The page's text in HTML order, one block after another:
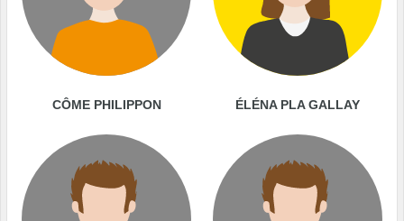
CÔME PHILIPPON ÉLÉNA PLA GALLAY